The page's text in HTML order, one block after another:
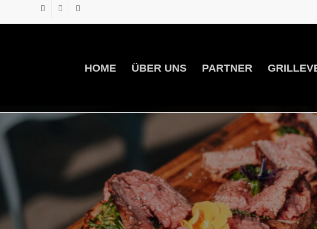
HOME ÜBER UNS PARTNER
Grillcatering Dillingen –